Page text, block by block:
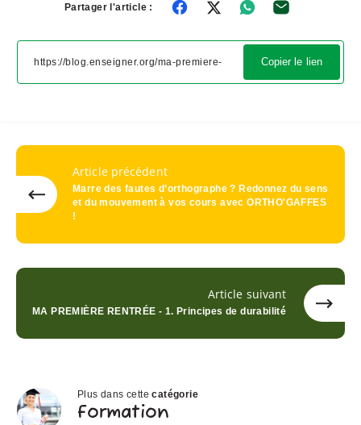
Partager l'article :
Copier le lien
Article précédent
Marre des fautes d’orthographe ? Redonnez du sens
et du mouvement à vos cours avec ORTHO'GAFFES
!
Article suivant
MA PREMIÈRE RENTRÉE - 1. Principes de durabilité
Plus dans cettecatégorie
Formation
Formation